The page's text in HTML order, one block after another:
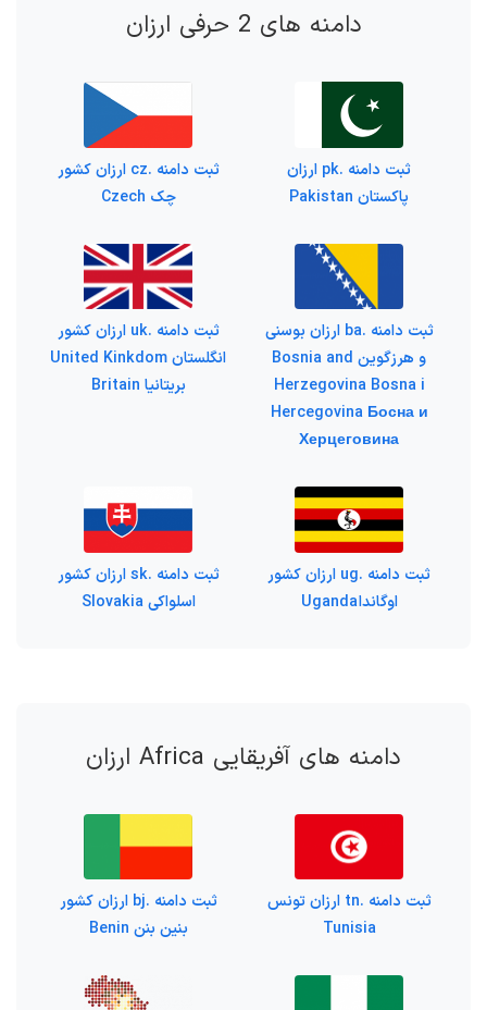
دامنه های 2 حرفی ارزان
ثبت دامنه .pk ارزان
پاکستان Pakistan
ثبت دامنه .cz ارزان کشور
چک Czech
ثبت دامنه .ba ارزان بوسنی
و هرزگوین Bosnia and
Herzegovina Bosna i
Hercegovina Босна и
Херцеговина
ثبت دامنه .uk ارزان کشور
انگلستان United Kinkdom
بریتانیا Britain
ثبت دامنه .ug ارزان کشور
اوگاندا Uganda
ثبت دامنه .sk ارزان کشور
اسلواکی Slovakia
دامنه های آفریقایی Africa ارزان
ثبت دامنه .tn ارزان تونس
Tunisia
ثبت دامنه .bj ارزان کشور
بنین بنن Benin